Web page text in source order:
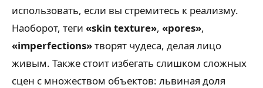
использовать, если вы стремитесь к реализму.
Наоборот, теги «skin texture», «pores»,
«imperfections»творят чудеса, делая лицо
живым. Также стоит избегать слишком сложных
сцен с множеством объектов: львиная доля